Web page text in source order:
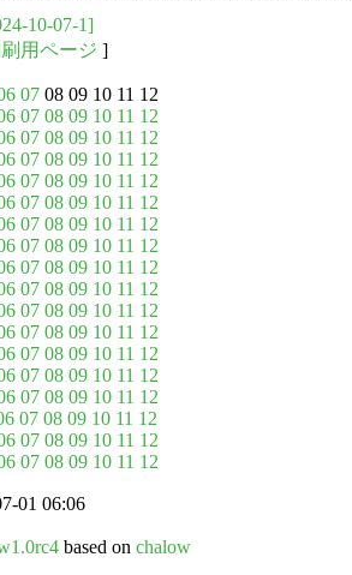
10-07-1]
用ページ ]
07 08 09 10 11 12
07 08 09 10 11 12
07 08 09 10 11 12
07 08 09 10 11 12
07 08 09 10 11 12
07 08 09 10 11 12
07 08 09 10 11 12
07 08 09 10 11 12
07 08 09 10 11 12
07 08 09 10 11 12
07 08 09 10 11 12
07 08 09 10 11 12
07 08 09 10 11 12
07 08 09 10 11 12
07 08 09 10 11 12
07 08 09 10 11 12
07 08 09 10 11 12
07 08 09 10 11 12
01 06:06
based on chalow